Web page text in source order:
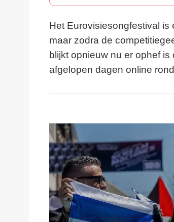
Het Eurovisiesongfestival is
maar zodra de
blijkt opnieuw nu er ophef
afgelopen dagen online